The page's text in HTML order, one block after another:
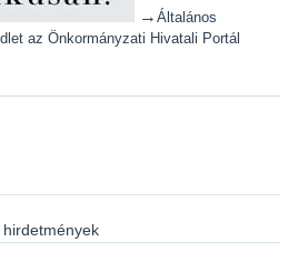
→ Általános
az Önkormányzati Hivatali Portál